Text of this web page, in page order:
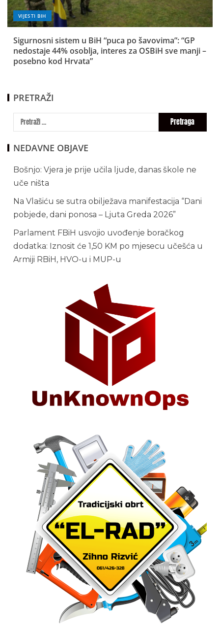
VIJESTI BIH
Sigurnosni sistem u BiH “puca po šavovima”: “GP
nedostaje 44% osoblja, interes za OSBiH sve manji –
posebno kod Hrvata”
PRETRAŽI
NEDAVNE OBJAVE
Bošnjo: Vjera je prije učila ljude, danas škole ne
uče ništa
Na Vlašiću se sutra obilježava manifestacija “Dani
pobjede, dani ponosa – Ljuta Greda 2026”
Parlament FBiH usvojio uvođenje boračkog
dodatka: Iznosit će 1,50 KM po mjesecu učešća u
Armiji RBiH, HVO-u i MUP-u